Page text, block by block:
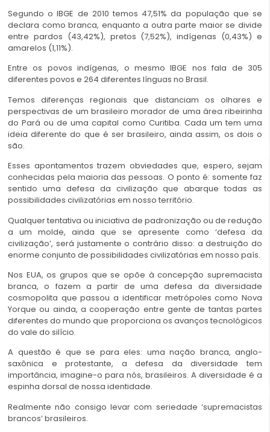
Segundo o IBGE de 2010 temos 47,51% da população que se
declara como branca, enquanto a outra parte maior se divide
entre pardos (43,42%), pretos (7,52%), indígenas (0,43%) e
amarelos (1,11%).
Entre os povos indígenas, o mesmo IBGE nos fala de 305
diferentes povos e 264 diferentes línguas no Brasil.
Temos diferenças regionais que distanciam os olhares e
perspectivas de um brasileiro morador de uma área ribeirinha
do Pará ou de uma capital como Curitiba. Cada um tem uma
ideia diferente do que é ser brasileiro, ainda assim, os dois o
são.
Esses apontamentos trazem obviedades que, espero, sejam
conhecidas pela maioria das pessoas. O ponto é: somente faz
sentido uma defesa da civilização que abarque todas as
possibilidades civilizatórias em nosso território.
Qualquer tentativa ou iniciativa de padronização ou de redução
a um molde, ainda que se apresente como ‘defesa da
civilização’, será justamente o contrário disso: a destruição do
enorme conjunto de possibilidades civilizatórias em nosso país.
Nos EUA, os grupos que se opõe à concepção supremacista
branca, o fazem a partir de uma defesa da diversidade
cosmopolita que passou a identificar metrópoles como Nova
Yorque ou ainda, a cooperação entre gente de tantas partes
diferentes do mundo que proporciona os avanços tecnológicos
do vale do silício.
A questão é que se para eles: uma nação branca, anglo-
saxônica e protestante, a defesa da diversidade tem
importância, imagine-o para nós, brasileiros. A diversidade é a
espinha dorsal de nossa identidade.
Realmente não consigo levar com seriedade ‘supremacistas
brancos’ brasileiros.